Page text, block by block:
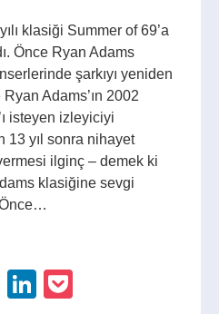
klasiği Summer of 69’a
Önce Ryan Adams
şarkıyı yeniden
Adams’ın 2002
isteyen izleyiciyi
13 yıl sonra nihayet
ilginç – demek ki
klasiğine sevgi
TumblrLinkedIn